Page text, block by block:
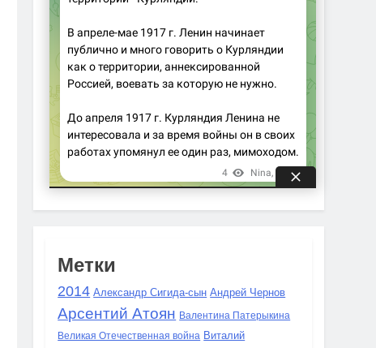
Метки
2014 Александр Сигида-сын Андрей Чернов
Арсентий Атоян Валентина Патерыкина
Великая Отечественная война Виталий